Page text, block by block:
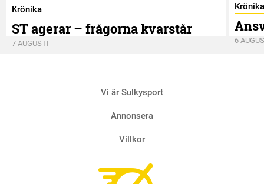
Krönika
ST agerar – frågorna kvarstår
7 AUGUSTI
Krönika
6
Vi är Sulkysport
Annonsera
Villkor